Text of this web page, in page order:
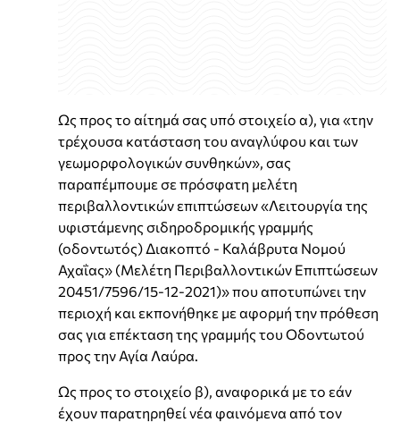
Ως προς το αίτημά σας υπό στοιχείο α), για «την
τρέχουσα κατάσταση του αναγλύφου και των
γεωμορφολογικών συνθηκών», σας
παραπέμπουμε σε πρόσφατη μελέτη
περιβαλλοντικών επιπτώσεων «Λειτουργία της
υφιστάμενης σιδηροδρομικής γραμμής
(οδοντωτός) Διακοπτό - Καλάβρυτα Νομού
Αχαΐας» (Μελέτη Περιβαλλοντικών Επιπτώσεων
20451/7596/15-12-2021)» που αποτυπώνει την
περιοχή και εκπονήθηκε με αφορμή την πρόθεση
σας για επέκταση της γραμμής του Οδοντωτού
προς την Αγία Λαύρα.
Ως προς το στοιχείο β), αναφορικά με το εάν
έχουν παρατηρηθεί νέα φαινόμενα από τον